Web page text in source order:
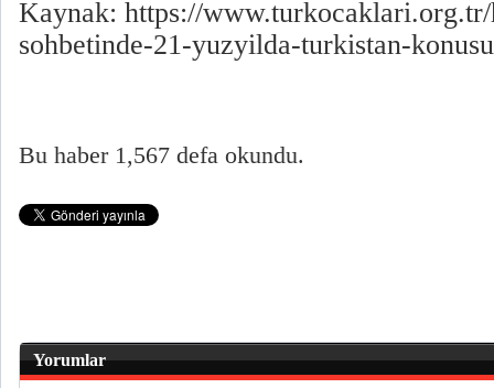
Kaynak: https://
sohbetinde-21-yuzyilda-turkistan-
Bu haber 1,567 defa okundu.
Yorumlar